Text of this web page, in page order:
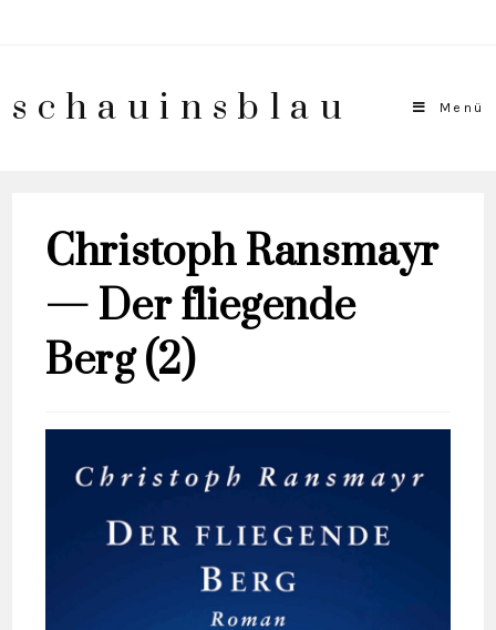
schauinsblau Menü
Christoph Ransmayr
— Der fliegende
Berg (2)